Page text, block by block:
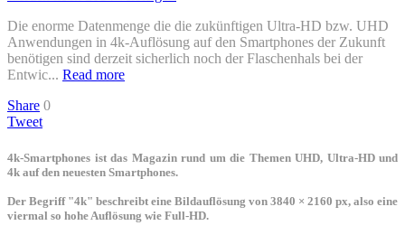
Die enorme Datenmenge die die zukünftigen Ultra-HD bzw. UHD
Anwendungen in 4k-Auflösung auf den Smartphones der Zukunft
benötigen sind derzeit sicherlich noch der Flaschenhals bei der
Entwic... Read more
Share 0
Tweet
4k-Smartphones ist das Magazin rund um die Themen UHD, Ultra-HD und
4k auf den neuesten Smartphones.
Der Begriff "4k" beschreibt eine Bildauflösung von 3840 × 2160 px, also eine
viermal so hohe Auflösung wie Full-HD.